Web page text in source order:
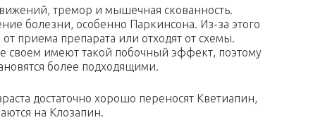
тремор и мышечная скованность.
болезни, особенно Паркинсона. Из-за этого
приема препарата или отходят от схемы.
своем имеют такой побочный эффект, поэтому
более подходящими.
достаточно хорошо переносят Кветиапин,
на Клозапин.